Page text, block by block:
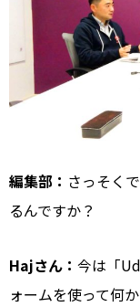
編集部： さっそく
るんですか？
Hajさん： 今は「
ォームを使って何